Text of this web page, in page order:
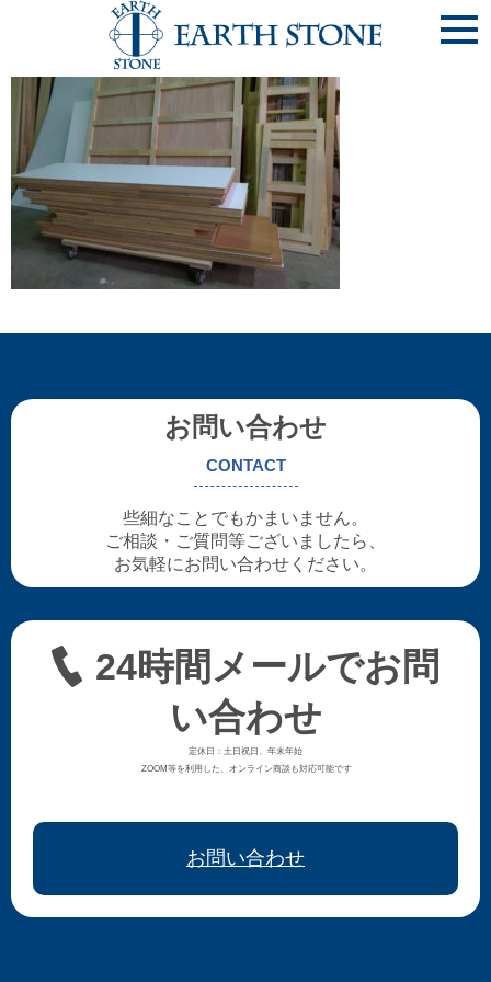
P_20190809_190958_vHDR_Auto
お問い合わせ
CONTACT
些細なことでもかまいません。
ご相談・ご質問等ございましたら、
お気軽にお問い合わせください。
24時間メールでお問
い合わせ
定休日：土日祝日、年末年始
ZOOM等を利用した、オンライン商談も対応可能です
お問い合わせ